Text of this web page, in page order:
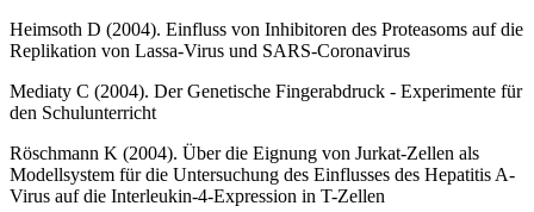
Heimsoth D (2004). Einfluss von Inhibitoren des Proteasoms auf die
Replikation von Lassa-Virus und SARS-Coronavirus
Mediaty C (2004). Der Genetische Fingerabdruck - Experimente für
den Schulunterricht
Röschmann K (2004). Über die Eignung von Jurkat-Zellen als
Modellsystem für die Untersuchung des Einflusses des Hepatitis A-
Virus auf die Interleukin-4-Expression in T-Zellen